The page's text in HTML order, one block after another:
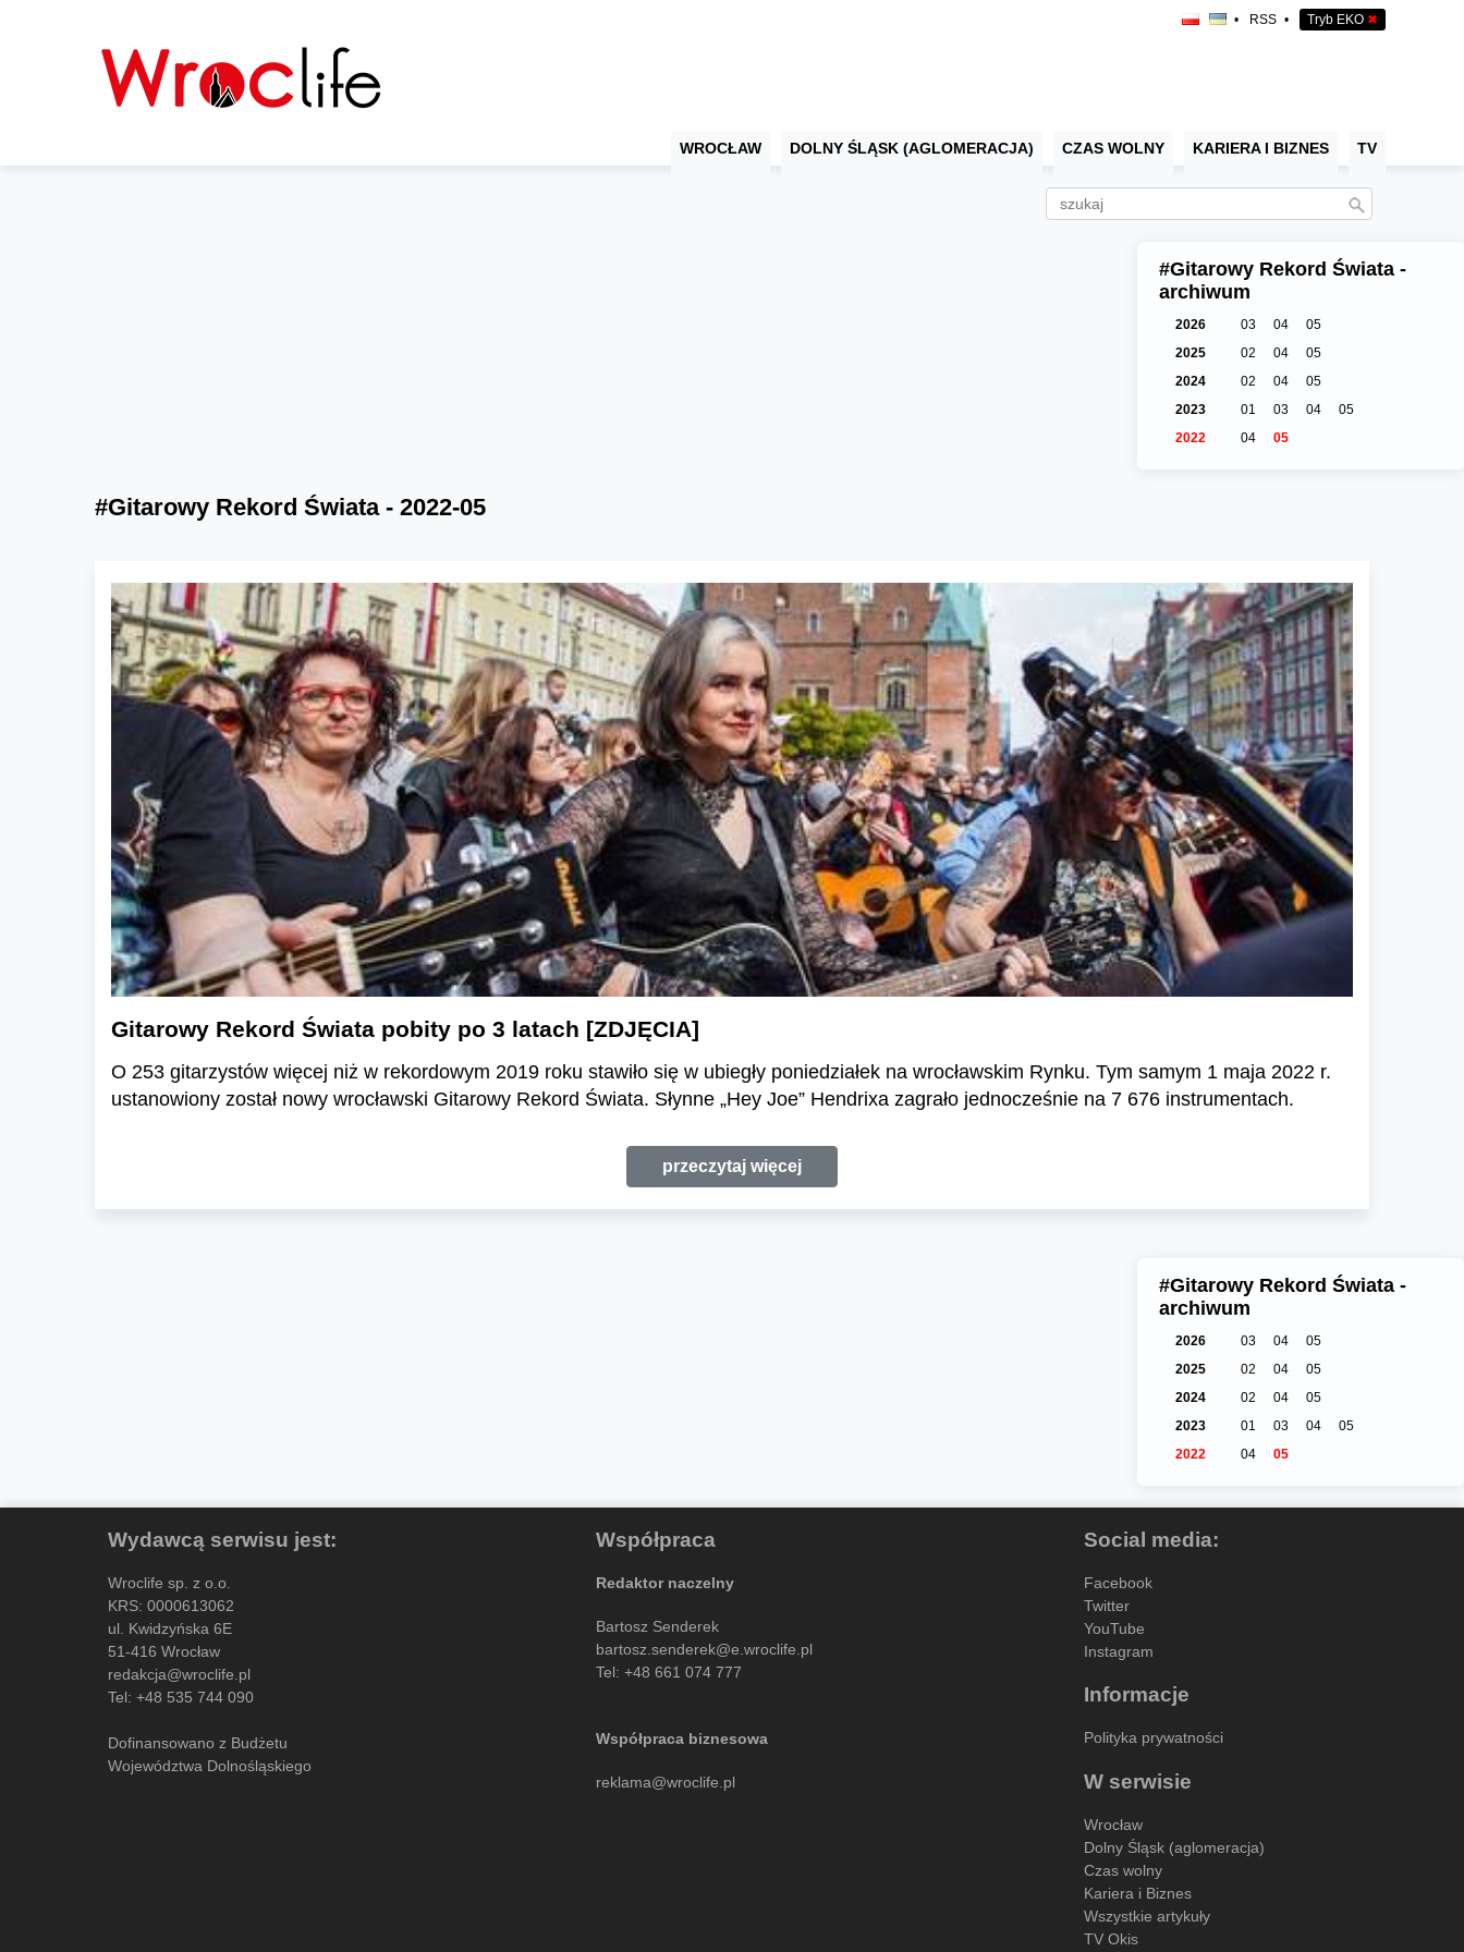
• RSS • Tryb EKO ✖
WROCŁAW DOLNY ŚLĄSK (AGLOMERACJA) CZAS WOLNY KARIERA I BIZNES TV
#Gitarowy Rekord Świata -
archiwum
2026 03 04
05
2025
02 04
05
2024
02 04
05
2023
01 03 04
05
2022
04 05
#Gitarowy Rekord Świata - 2022-05
Gitarowy Rekord Świata pobity po 3 latach [ZDJĘCIA]
O 253 gitarzystów więcej niż w rekordowym 2019 roku stawiło się w ubiegły poniedziałek na wrocławskim Rynku. Tym samym 1 maja 2022 r.
ustanowiony został nowy wrocławski Gitarowy Rekord Świata. Słynne „Hey Joe” Hendrixa zagrało jednocześnie na 7 676 instrumentach.
przeczytaj więcej
#Gitarowy Rekord Świata -
archiwum
2026 03 04
05
2025
02 04
05
2024
02 04
05
2023
01 03 04
05
2022
04 05
Wydawcą serwisu jest:
Wroclife sp. z o.o.
KRS: 0000613062
ul. Kwidzyńska 6E
51-416 Wrocław
redakcja@wroclife.pl
Tel: +48 535 744 090
Dofinansowano z Budżetu
Województwa Dolnośląskiego
Współpraca
Redaktor naczelny
Bartosz Senderek
bartosz.senderek@e.wroclife.pl
Tel: +48 661 074 777
Współpraca biznesowa
reklama@wroclife.pl
Social media:
Facebook
Twitter
YouTube
Instagram
Informacje
Polityka prywatności
W serwisie
Wrocław
Dolny Śląsk (aglomeracja)
Czas wolny
Kariera i Biznes
Wszystkie artykuły
TV Okis